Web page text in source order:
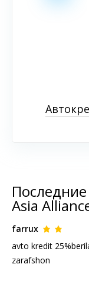
Asia
farrux
avto kredit
zarafshon